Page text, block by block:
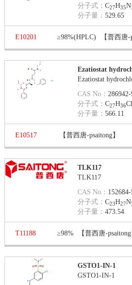
分子式：C27H35N
分子量：529.65
E10201 ≥98%(HPLC) 【普西唐-
Ezatiostat
Ezatiostat
CAS No：
分子式：C27H36
分子量：566.11
E10517 【普西唐-psaitong】
TLK117
TLK117
CAS No：
分子式：C23H27N
分子量：473.54
T11188 ≥98% 【普西唐-psaitong
GSTO1-IN-1
GSTO1-IN-1